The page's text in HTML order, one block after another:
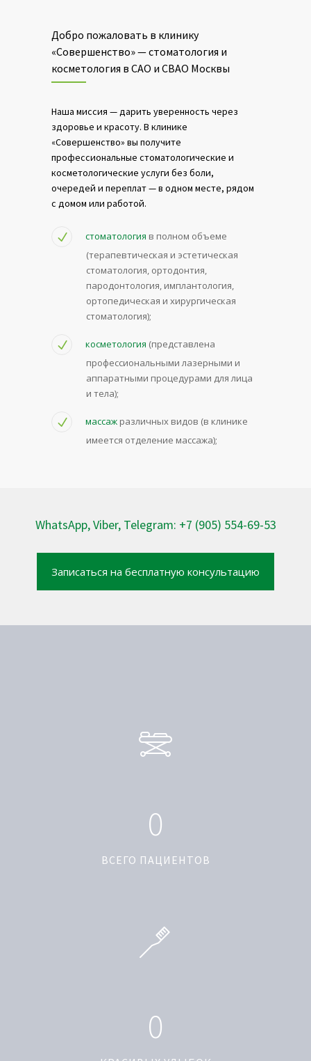
Добро пожаловать в клинику
«Совершенство» — стоматология и
косметология в САО и СВАО Москвы
Наша миссия — дарить уверенность через
здоровье и красоту. В клинике
«Совершенство» вы получите
профессиональные стоматологические и
косметологические услуги без боли,
очередей и переплат — в одном месте, рядом
с домом или работой.
стоматология в полном объеме
(терапевтическая и эстетическая
стоматология, ортодонтия,
пародонтология, имплантология,
ортопедическая и хирургическая
стоматология);
косметология (представлена
профессиональными лазерными и
аппаратными процедурами для лица
и тела);
массаж различных видов (в клинике
имеется отделение массажа);
WhatsApp, Viber, Telegram: +7 (905) 554-69-53
Записаться на бесплатную консультацию
0
ВСЕГО ПАЦИЕНТОВ
0